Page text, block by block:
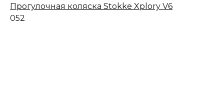
Прогулочная коляска Stokke Xplory V6
052